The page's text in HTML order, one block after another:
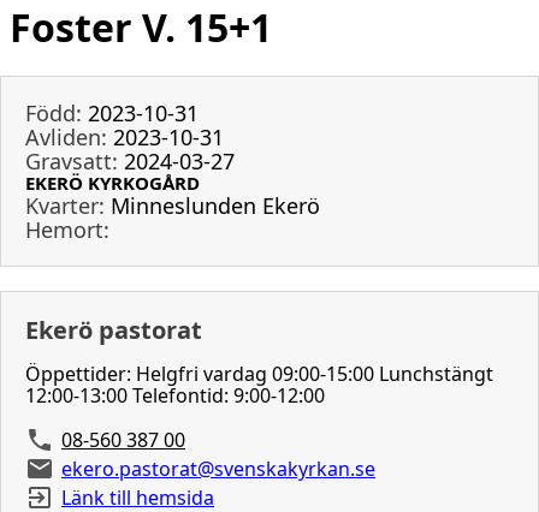
Foster V. 15+1
Född: 2023-10-31
Avliden: 2023-10-31
Gravsatt: 2024-03-27
EKERÖ KYRKOGÅRD
Kvarter: Minneslunden Ekerö
Hemort:
Ekerö pastorat
Öppettider: Helgfri vardag 09:00-15:00 Lunchstängt
12:00-13:00 Telefontid: 9:00-12:00
08-560 387 00
ekero.pastorat@svenskakyrkan.se
Länk till hemsida